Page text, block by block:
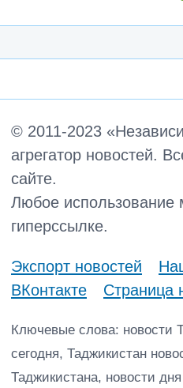
© 2011-2023
агрегатор новостей.
сайте.
Любое использование
гиперссылке.
Экспорт новостей
ВКонтакте
Страница
Ключевые слова: новости
сегодня, Таджикистан
Таджикистана, новости